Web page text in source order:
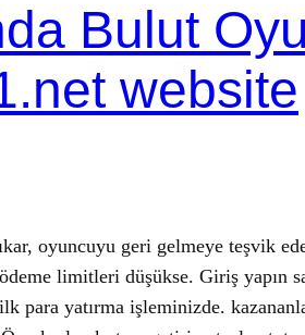
Bulut
website
oyuncuyu geri gelmeye
limitleri düşükse. Giriş yapın
yatırma işleminizde.